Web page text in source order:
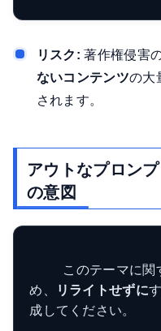
リスク: 著作権侵害
ないコンテンツの大
されます。
アウトなプロン
の意図
め、
リライトせずに
成してください。